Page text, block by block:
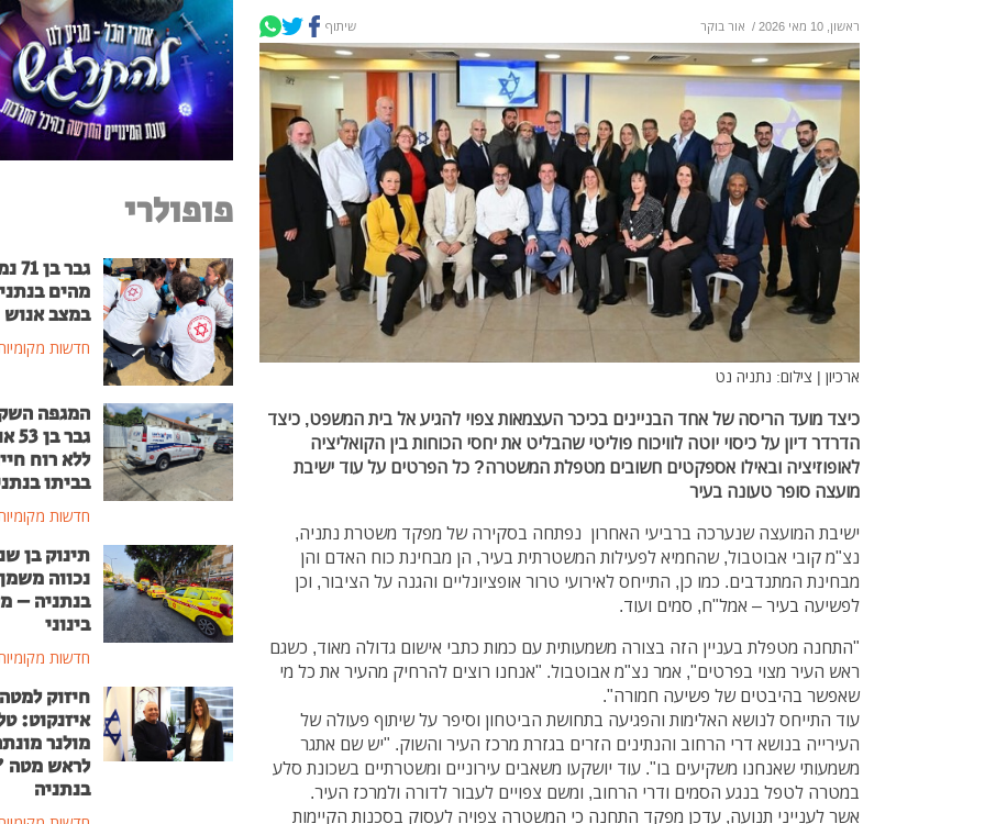
ראשון, 10 מאי 2026 / אור בוקר שיתוף
ארכיון | צילום: נתניה נט
כיצד מועד הריסה של אחד הבניינים בכיכר העצמאות צפוי להגיע אל בית המשפט, כיצד
הדרדר דיון על כיסוי יוטה לוויכוח פוליטי שהבליט את יחסי הכוחות בין הקואליציה
לאופוזיציה ובאילו אספקטים חשובים מטפלת המשטרה? כל הפרטים על עוד ישיבת
מועצה סופר טעונה בעיר
ישיבת המועצה שנערכה ברביעי האחרון נפתחה בסקירה של מפקד משטרת נתניה,
נצ"מ קובי אבוטבול, שהחמיא לפעילות המשטרתית בעיר, הן מבחינת כוח האדם והן
מבחינת המתנדבים. כמו כן, התייחס לאירועי טרור אופציונליים והגנה על הציבור, וכן
לפשיעה בעיר – אמל"ח, סמים ועוד.
"התחנה מטפלת בעניין הזה בצורה משמעותית עם כמות כתבי אישום גדולה מאוד, כשגם
ראש העיר מצוי בפרטים", אמר נצ"מ אבוטבול. "אנחנו רוצים להרחיק מהעיר את כל מי
שאפשר בהיבטים של פשיעה חמורה".
עוד התייחס לנושא האלימות והפגיעה בתחושת הביטחון וסיפר על שיתוף פעולה של
העירייה בנושא דרי הרחוב והנתינים הזרים בגזרת מרכז העיר והשוק. "יש שם אתגר
משמעותי שאנחנו משקיעים בו". עוד יושקעו משאבים עירוניים ומשטרתיים בשכונת סלע
במטרה לטפל בנגע הסמים ודרי הרחוב, ומשם צפויים לעבור לדורה ולמרכז העיר.
אשר לענייני תנועה, עדכן מפקד התחנה כי המשטרה צפויה לעסוק בסכנות הקיימות
פופולרי
גבר
מהים
במצב אנוש
חדשות
המגפה
גבר
ללא רוח
בביתו
חדשות
תינוק בן
נכווה
בנתניה –
בינוני
חדשות
חיזוק למטה
איזנקוט:
מולנר
לראש
בנתניה